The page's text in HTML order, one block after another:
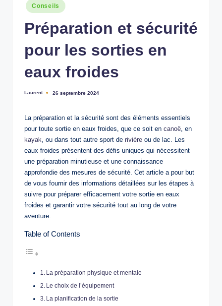
Posted
in
Conseils
Préparation et sécurité
pour les sorties en
eaux froides
Ecrit
Laurent 26 septembre 2024
La préparation et la sécurité sont des éléments essentiels
pour toute sortie en eaux froides, que ce soit en canoë , en
kayak , ou dans tout autre sport de rivière ou de lac. Les
eaux froides présentent des défis uniques qui nécessitent
une préparation minutieuse et une connaissance
approfondie des mesures de sécurité. Cet article a pour but
de vous fournir des informations détaillées sur les étapes à
suivre pour préparer efficacement votre sortie en eaux
froides et garantir votre sécurité tout au long de votre
aventure.
Table of Contents
La préparation physique et mentale
Le choix de l’équipement
La planification de la sortie